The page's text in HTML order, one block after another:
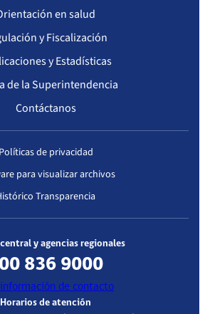
en salud
y Fiscalización
y Estadísticas
de la Superintendencia
Contáctanos
Políticas de privacidad
para visualizar archivos
Transparencia
y agencias regionales
836 9000
de contacto
Horarios de atención